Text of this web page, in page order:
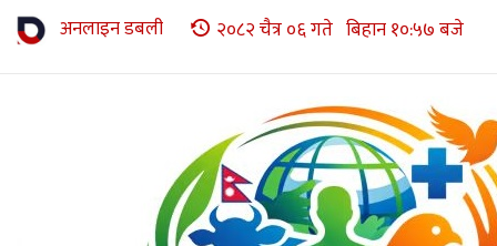
अनलाइन डबली २०८२ चैत्र ०६ गते बिहान १०:५७ बजे